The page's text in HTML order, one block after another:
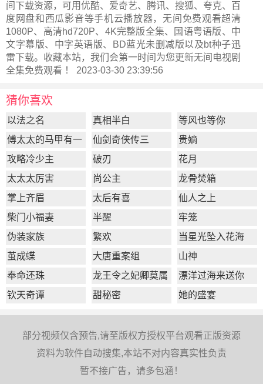
间下载资源，可用优酷、爱奇艺、腾讯、搜狐、夸克、百
度网盘和西瓜影音等手机云播放器，无间免费观看超清
1080P、高清hd720P、4K完整版全集、国语粤语版、中
文字幕版、中字英语版、BD蓝光未删减版以及bt种子迅
雷下载。收藏本站，我们会第一时间为您更新无间电视剧
全集免费观看 ！ 2023-03-30 23:39:56
猜你喜欢
以法之名 真相半白
等风也等你
傅太太的马甲有一
点多
仙剑奇侠传三
贵嫡
攻略冷少主
破刃
花月
太太太厉害
尚公主
龙骨焚箱
掌上齐眉
太后有喜
仙人之上
柴门小福妻
半醒
牢笼
伪装家族
繁欢
当星光坠入花海
茧成蝶
大唐重案组
山神
奉命还珠
龙王令之妃卿莫属
漂洋过海来送你
钦天奇谭
甜秘密 她的盛宴
部分视频仅含预告,请至版权方授权平台观看正版资源
资料为软件自动搜集,本站不对内容真实性负责
暂不接广告，请多包涵！